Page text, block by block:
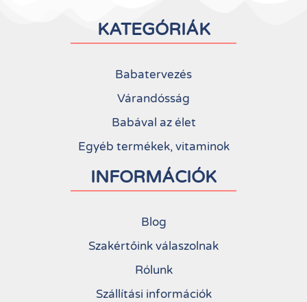
KATEGÓRIÁK
Babatervezés
Várandósság
Babával az élet
Egyéb termékek, vitaminok
INFORMÁCIÓK
Blog
Szakértőink válaszolnak
Rólunk
Szállítási információk